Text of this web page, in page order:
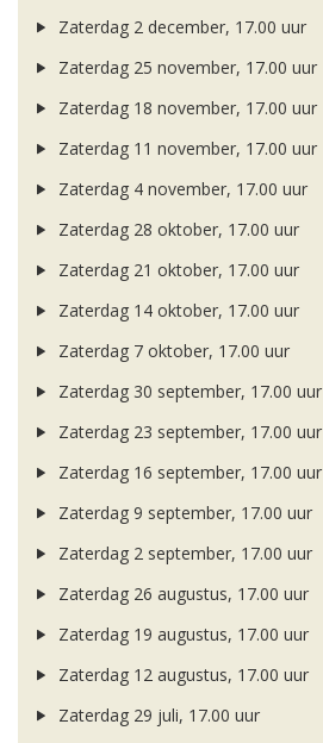
Zaterdag 2 december, 17.00 uur
Zaterdag 25 november, 17.00 uur
Zaterdag 18 november, 17.00 uur
Zaterdag 11 november, 17.00 uur
Zaterdag 4 november, 17.00 uur
Zaterdag 28 oktober, 17.00 uur
Zaterdag 21 oktober, 17.00 uur
Zaterdag 14 oktober, 17.00 uur
Zaterdag 7 oktober, 17.00 uur
Zaterdag 30 september, 17.00 uur
Zaterdag 23 september, 17.00 uur
Zaterdag 16 september, 17.00 uur
Zaterdag 9 september, 17.00 uur
Zaterdag 2 september, 17.00 uur
Zaterdag 26 augustus, 17.00 uur
Zaterdag 19 augustus, 17.00 uur
Zaterdag 12 augustus, 17.00 uur
Zaterdag 29 juli, 17.00 uur